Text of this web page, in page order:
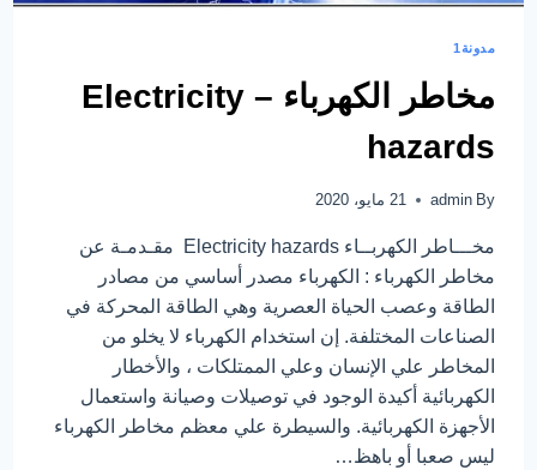
مدونة1
مخاطر الكهرباء – Electricity
hazards
By
admin 21 مايو، 2020
مخـــاطر الكهربــاء Electricity hazards مقـدمـة عن
مخاطر الكهرباء : الكهرباء مصدر أساسي من مصادر
الطاقة وعصب الحياة العصرية وهي الطاقة المحركة في
الصناعات المختلفة. إن استخدام الكهرباء لا يخلو من
المخاطر علي الإنسان وعلي الممتلكات ، والأخطار
الكهربائية أكيدة الوجود في توصيلات وصيانة واستعمال
الأجهزة الكهربائية. والسيطرة علي معظم مخاطر الكهرباء
ليس صعبا أو باهظ…